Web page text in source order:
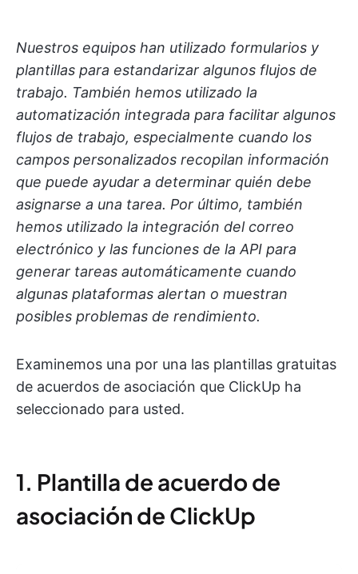
Nuestros equipos han utilizado formularios y
plantillas para estandarizar algunos flujos de
trabajo. También hemos utilizado la
automatización integrada para facilitar algunos
flujos de trabajo, especialmente cuando los
campos personalizados recopilan información
que puede ayudar a determinar quién debe
asignarse a una tarea. Por último, también
hemos utilizado la integración del correo
electrónico y las funciones de la API para
generar tareas automáticamente cuando
algunas plataformas alertan o muestran
posibles problemas de rendimiento.
Examinemos una por una las plantillas gratuitas
de acuerdos de asociación que ClickUp ha
seleccionado para usted.
1. Plantilla de acuerdo de
asociación de ClickUp